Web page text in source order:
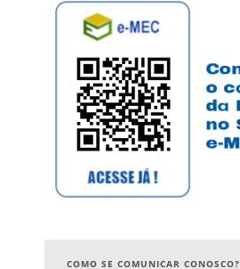
COMO SE COMUNICAR CONOSCO?